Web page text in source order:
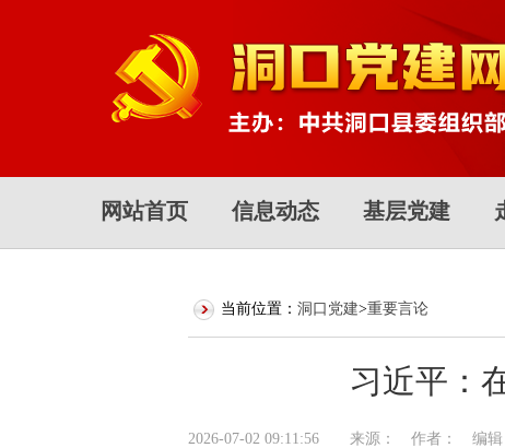
网站首页 信息动态 基层党建
当前位置： 洞口党建>重要言论
习近平：
2026-07-02 09:11:56 来源： 作者： 编